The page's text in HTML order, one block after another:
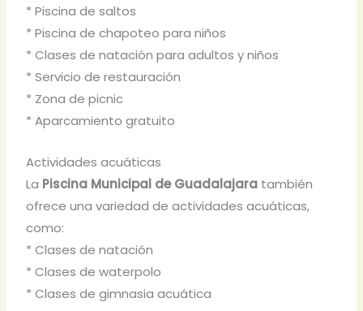
* Piscina de saltos
* Piscina de chapoteo para niños
* Clases de natación para adultos y niños
* Servicio de restauración
* Zona de picnic
* Aparcamiento gratuito
Actividades acuáticas
La Piscina Municipal de Guadalajara también
ofrece una variedad de actividades acuáticas,
como:
* Clases de natación
* Clases de waterpolo
* Clases de gimnasia acuática